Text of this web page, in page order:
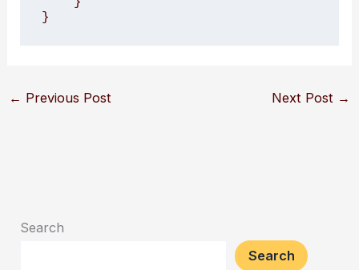
← Previous Post Next Post →
Search
Search